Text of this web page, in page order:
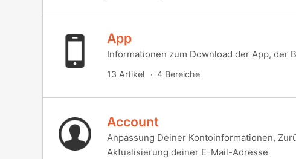
App
Informationen zum Download der App, der
13 Artikel 4 Bereiche
Account
Anpassung Deiner Kontoinformationen,
Aktualisierung deiner E-Mail-Adresse